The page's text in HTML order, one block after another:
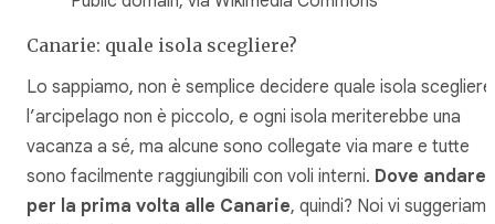
Canarie: quale isola scegliere?
Lo sappiamo, non è semplice decidere quale isola
l’arcipelago non è piccolo, e ogni isola meriterebbe una
vacanza a sé, ma alcune sono collegate via mare e tutte
sono facilmente raggiungibili con voli interni. Dove andare
per la prima volta alle Canarie, quindi? Noi vi